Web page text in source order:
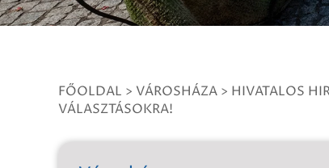
FŐOLDAL > VÁROSHÁZA > HIVATALOS
VÁLASZTÁSOKRA!